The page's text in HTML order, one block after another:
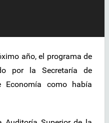
año, el programa de
por la Secretaría de
como había